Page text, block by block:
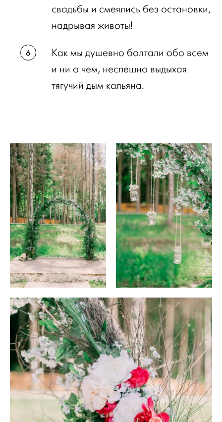
свадьбы и смеялись без остановки,
надрывая животы!
Как мы душевно болтали обо всем
и ни о чем, неспешно выдыхая
тягучий дым кальяна.